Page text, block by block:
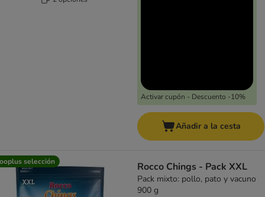
Activar cupón - Descuento -10%
Añadir a la cesta
selección Rocco Chings - Pack XXL
Pack mixto: pollo, pato y vacuno
900 g